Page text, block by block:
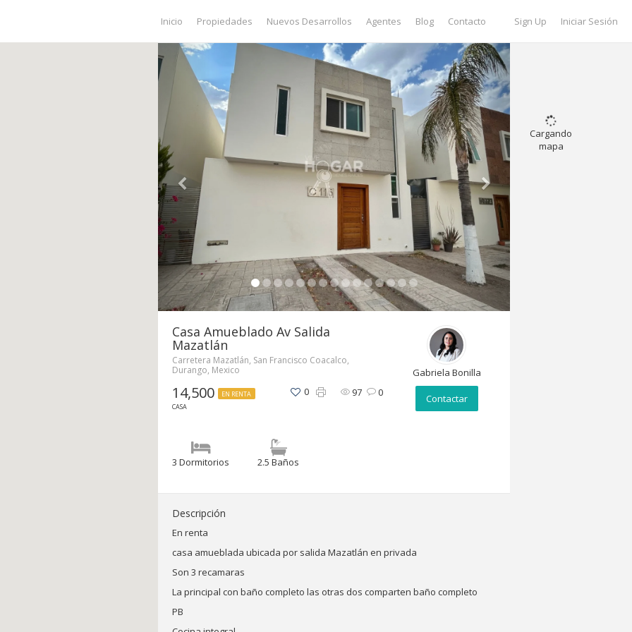
Sign Up Iniciar Sesión
Inicio Propiedades Nuevos Desarrollos Agentes Blog Contacto
Casa Amueblado Av Salida
Mazatlán
Carretera Mazatlán, San Francisco Coacalco,
Durango, Mexico
14,500
EN RENTA
CASA
97 0
0
3 Dormitorios 2.5 Baños
Gabriela Bonilla
Contactar
Descripción
En renta
casa amueblada ubicada por salida Mazatlán en privada
Son 3 recamaras
La principal con baño completo las otras dos comparten baño completo
PB
Cargando
mapa